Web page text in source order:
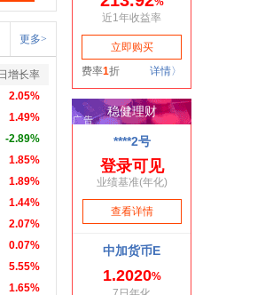
更多>
日增长率
2.05%
1.49%
-2.89%
1.85%
1.89%
1.44%
2.07%
0.07%
5.55%
1.65%